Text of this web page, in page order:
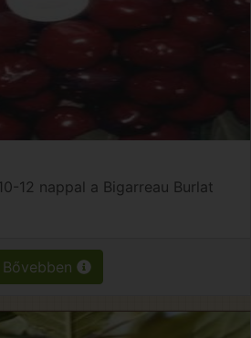
12 nappal a Bigarreau Burlat
Bővebben